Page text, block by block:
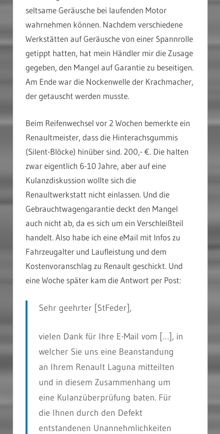
seltsame Geräusche bei laufenden Motor
wahrnehmen können. Nachdem verschiedene
Werkstätten auf Geräusche von einer Spannrolle
getippt hatten, hat mein Händler mir die Zusage
gegeben, den Mangel auf Garantie zu beseitigen.
Am Ende war die Nockenwelle der Krachmacher,
der getauscht werden musste.
Beim Reifenwechsel vor 2 Wochen bemerkte ein
Renaultmeister, dass die Hinterachsgummis
(Silent-Blöcke) hinüber sind. 200,- €. Die halten
zwar eigentlich 6-10 Jahre, aber auf eine
Kulanzdiskussion wollte sich die
Renaultwerkstatt nicht einlassen. Und die
Gebrauchtwagengarantie deckt den Mangel
auch nicht ab, da es sich um ein Verschleißteil
handelt. Also habe ich eine eMail mit Infos zu
Fahrzeugalter und Laufleistung und dem
Kostenvoranschlag zu Renault geschickt. Und
eine Woche später kam die Antwort per Post:
Sehr geehrter [StFeder],
vielen Dank für Ihre E-Mail vom […], in
welcher Sie uns eine Beanstandung
an Ihrem Renault Laguna mitteilten
und in diesem Zusammenhang um
eine Kulanzüberprüfung baten. Für
die Ihnen durch den Defekt
entstandenen Unannehmlichkeiten